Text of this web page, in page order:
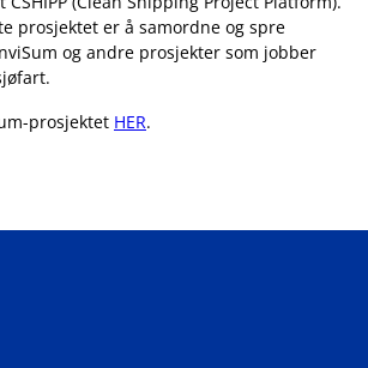
prosjektet er å samordne og spre
og andre prosjekter som jobber
prosjektet HER.